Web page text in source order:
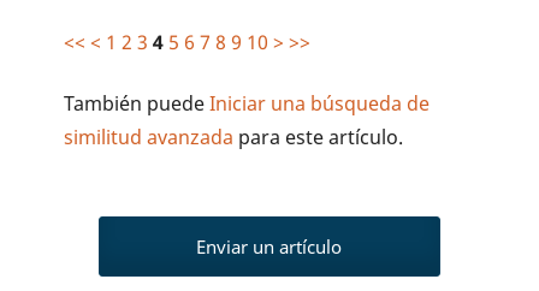
<< < 1 2 3 4 5 6 7 8 9 10 > >>
También puedeIniciar una búsqueda de
similitud avanzada para este artículo.
Enviar un artículo